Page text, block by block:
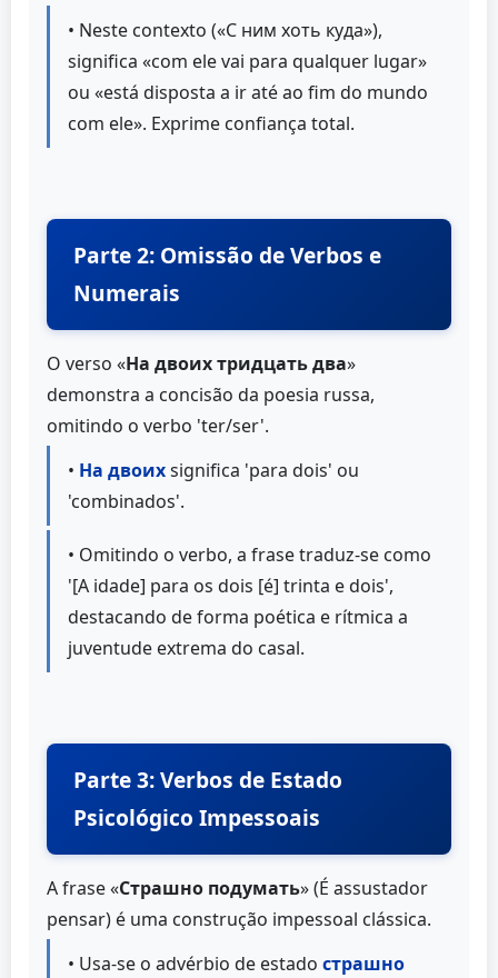
• Neste contexto («С ним хоть куда»),
significa «com ele vai para qualquer lugar»
ou «está disposta a ir até ao fim do mundo
com ele». Exprime confiança total.
Parte 2: Omissão de Verbos e
Numerais
O verso «На двоих тридцать два»
demonstra a concisão da poesia russa,
omitindo o verbo 'ter/ser'.
• На двоихsignifica 'para dois' ou
'combinados'.
• Omitindo o verbo, a frase traduz-se como
'[A idade] para os dois [é] trinta e dois',
destacando de forma poética e rítmica a
juventude extrema do casal.
Parte 3: Verbos de Estado
Psicológico Impessoais
A frase «Страшно подумать» (É assustador
pensar) é uma construção impessoal clássica.
• Usa-se o advérbio de estado страшно